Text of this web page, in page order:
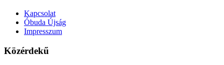
Kapcsolat
Óbuda Újság
Impresszum
Közérdekű